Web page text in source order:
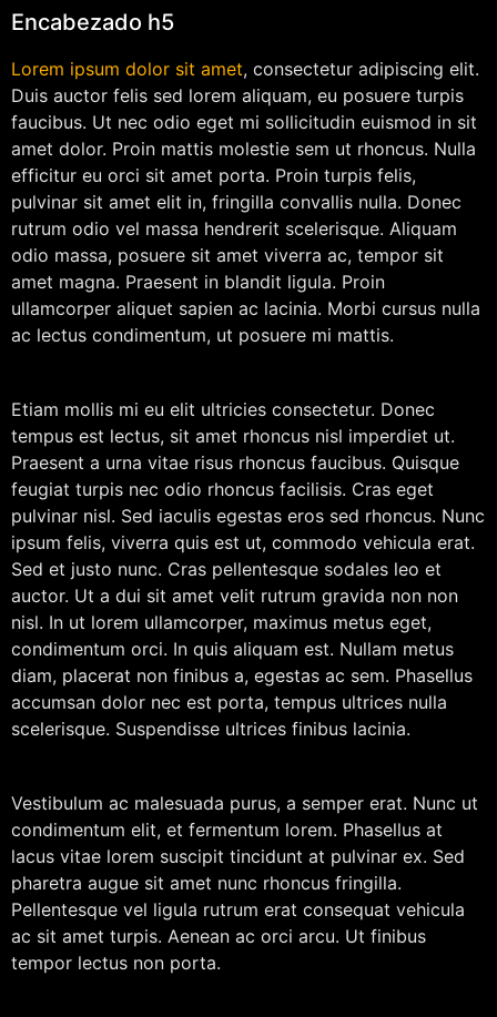
Encabezado h5
Lorem ipsum dolor sit amet, consectetur adipiscing elit.
Duis auctor felis sed lorem aliquam, eu posuere turpis
faucibus. Ut nec odio eget mi sollicitudin euismod in sit
amet dolor. Proin mattis molestie sem ut rhoncus. Nulla
efficitur eu orci sit amet porta. Proin turpis felis,
pulvinar sit amet elit in, fringilla convallis nulla. Donec
rutrum odio vel massa hendrerit scelerisque. Aliquam
odio massa, posuere sit amet viverra ac, tempor sit
amet magna. Praesent in blandit ligula. Proin
ullamcorper aliquet sapien ac lacinia. Morbi cursus nulla
ac lectus condimentum, ut posuere mi mattis.
Etiam mollis mi eu elit ultricies consectetur. Donec
tempus est lectus, sit amet rhoncus nisl imperdiet ut.
Praesent a urna vitae risus rhoncus faucibus. Quisque
feugiat turpis nec odio rhoncus facilisis. Cras eget
pulvinar nisl. Sed iaculis egestas eros sed rhoncus. Nunc
ipsum felis, viverra quis est ut, commodo vehicula erat.
Sed et justo nunc. Cras pellentesque sodales leo et
auctor. Ut a dui sit amet velit rutrum gravida non non
nisl. In ut lorem ullamcorper, maximus metus eget,
condimentum orci. In quis aliquam est. Nullam metus
diam, placerat non finibus a, egestas ac sem. Phasellus
accumsan dolor nec est porta, tempus ultrices nulla
scelerisque. Suspendisse ultrices finibus lacinia.
Vestibulum ac malesuada purus, a semper erat. Nunc ut
condimentum elit, et fermentum lorem. Phasellus at
lacus vitae lorem suscipit tincidunt at pulvinar ex. Sed
pharetra augue sit amet nunc rhoncus fringilla.
Pellentesque vel ligula rutrum erat consequat vehicula
ac sit amet turpis. Aenean ac orci arcu. Ut finibus
tempor lectus non porta.